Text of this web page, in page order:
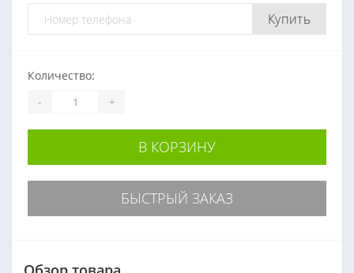
Купить
Количество:
- +
В КОРЗИНУ
БЫСТРЫЙ ЗАКАЗ